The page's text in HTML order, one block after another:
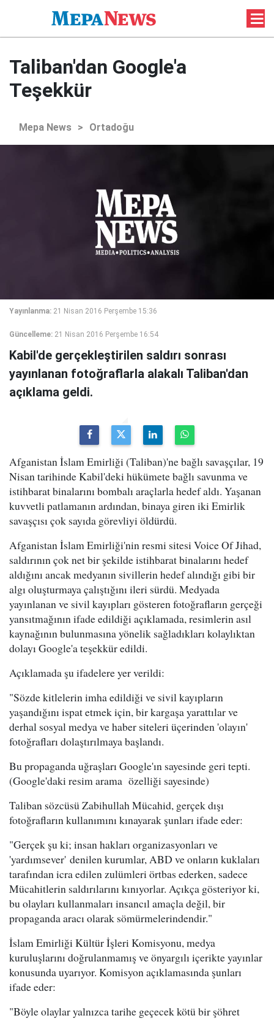
Taliban'dan Google'a
Teşekkür
Mepa News > Ortadoğu
Yayınlanma: 21 Nisan 2016 Perşembe 15:36
Güncelleme: 21 Nisan 2016 Perşembe 16:54
Kabil'de gerçekleştirilen saldırı sonrası
yayınlanan fotoğraflarla alakalı Taliban'dan
açıklama geldi.
Afganistan İslam Emirliği (Taliban)'ne bağlı savaşçılar, 19
Nisan tarihinde Kabil'deki hükümete bağlı savunma ve
istihbarat binalarını bombalı araçlarla hedef aldı. Yaşanan
kuvvetli patlamanın ardından, binaya giren iki Emirlik
savaşçısı çok sayıda görevliyi öldürdü.
Afganistan İslam Emirliği'nin resmi sitesi Voice Of Jihad,
saldırının çok net bir şekilde istihbarat binalarını hedef
aldığını ancak medyanın sivillerin hedef alındığı gibi bir
algı oluşturmaya çalıştığını ileri sürdü. Medyada
yayınlanan ve sivil kayıpları gösteren fotoğrafların gerçeği
yansıtmağının ifade edildiği açıklamada, resimlerin asıl
kaynağının bulunmasına yönelik sağladıkları kolaylıktan
dolayı Google'a teşekkür edildi.
Açıklamada şu ifadelere yer verildi:
"Sözde kitlelerin imha edildiği ve sivil kayıpların
yaşandığını ispat etmek için, bir kargaşa yarattılar ve
derhal sosyal medya ve haber siteleri üçerinden 'olayın'
fotoğrafları dolaştırılmaya başlandı.
Bu propaganda uğraşları Google'ın sayesinde geri tepti.
(Google'daki resim arama özelliği sayesinde)
Taliban sözcüsü Zabihullah Mücahid, gerçek dışı
fotoğrafların kullanımını kınayarak şunları ifade eder:
"Gerçek şu ki; insan hakları organizasyonları ve
'yardımsever' denilen kurumlar, ABD ve onların kuklaları
tarafından icra edilen zulümleri örtbas ederken, sadece
Mücahitlerin saldırılarını kınıyorlar. Açıkça gösteriyor ki,
bu olayları kullanmaları insancıl amaçla değil, bir
propaganda aracı olarak sömürmelerindendir."
İslam Emirliği Kültür İşleri Komisyonu, medya
kuruluşlarını doğrulanmamış ve önyargılı içerikte yayınlar
konusunda uyarıyor. Komisyon açıklamasında şunları
ifade eder:
"Böyle olaylar yalnızca tarihe geçecek kötü bir şöhret